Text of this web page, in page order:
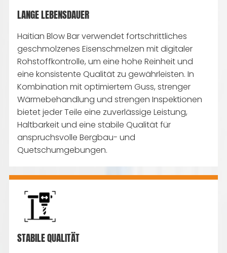
LANGE LEBENSDAUER
Haitian Blow Bar verwendet fortschrittliches
geschmolzenes Eisenschmelzen mit digitaler
Rohstoffkontrolle, um eine hohe Reinheit und
eine konsistente Qualität zu gewährleisten. In
Kombination mit optimiertem Guss, strenger
Wärmebehandlung und strengen Inspektionen
bietet jeder Teile eine zuverlässige Leistung,
Haltbarkeit und eine stabile Qualität für
anspruchsvolle Bergbau- und
Quetschumgebungen.
STABILE QUALITÄT